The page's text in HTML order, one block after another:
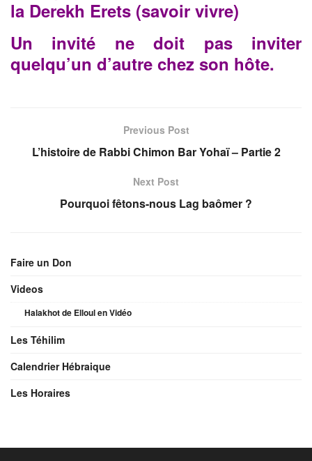
la Derekh Erets (savoir vivre)
Un invité ne doit pas inviter
quelqu’un d’autre chez son hôte.
Previous Post
L’histoire de Rabbi Chimon Bar Yohaï – Partie 2
Next Post
Pourquoi fêtons-nous Lag baômer ?
Faire un Don
Videos
Halakhot de Elloul en Vidéo
Les Téhilim
Calendrier Hébraique
Les Horaires